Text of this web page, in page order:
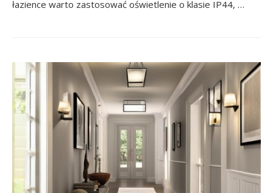
łazience warto zastosować oświetlenie o klasie IP44, …